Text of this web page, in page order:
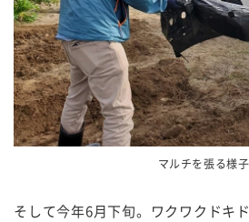
マルチを張る様子
そして今年6月下旬。ワクワクドキ